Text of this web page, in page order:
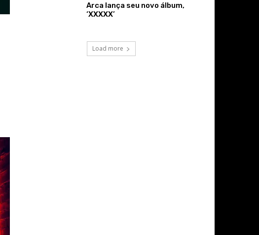
Arca lança seu novo álbum,
‘XXXXX’
Load more